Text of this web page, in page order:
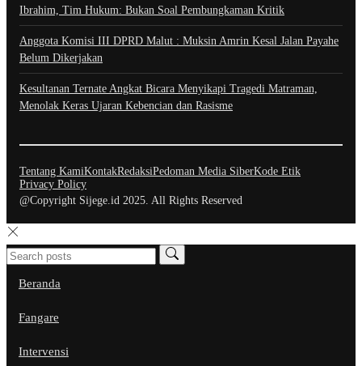
Ibrahim, Tim Hukum: Bukan Soal Pembungkaman Kritik
Anggota Komisi III DPRD Malut : Muksin Amrin Kesal Jalan Payahe
Belum Dikerjakan
Kesultanan Ternate Angkat Bicara Menyikapi Tragedi Matraman,
Menolak Keras Ujaran Kebencian dan Rasisme
Tentang KamiKontakRedaksiPedoman Media SiberKode Etik
Privacy Policy
@Copyright Sijege.id 2025. All Rights Reserved
Beranda
Fangare
Intervensi